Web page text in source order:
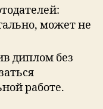
может не
диплом без
работе.